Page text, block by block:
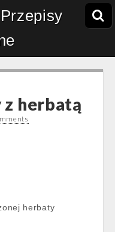
herbatą
herbaty